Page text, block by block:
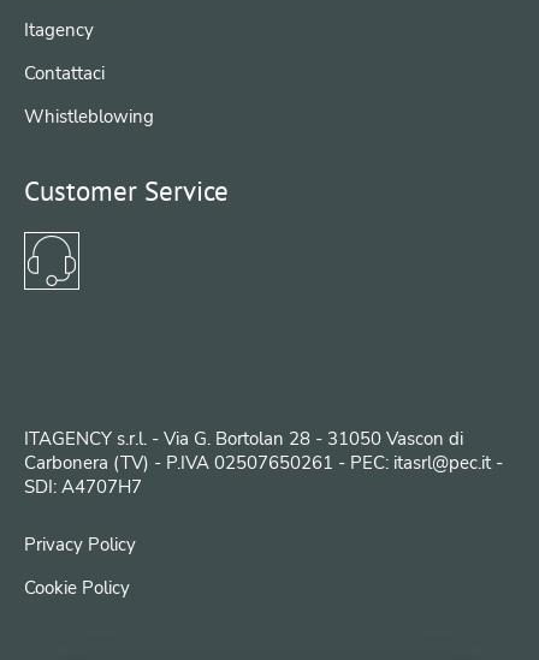
Itagency
Contattaci
Whistleblowing
Customer Service
ITAGENCY s.r.l. - Via G. Bortolan 28 - 31050 Vascon di
Carbonera (TV) - P.IVA 02507650261 - PEC: itasrl@pec.it -
SDI: A4707H7
Privacy Policy
Cookie Policy